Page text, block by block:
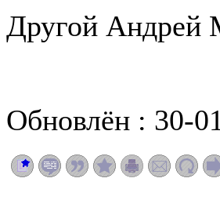
Другой Андрей
Обновлён : 30-